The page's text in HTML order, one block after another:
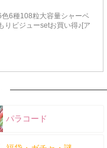
パラコード